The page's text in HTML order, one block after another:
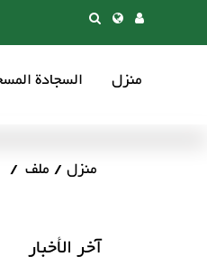
منزل السجادة
منزل ملف
آخر الأخبار